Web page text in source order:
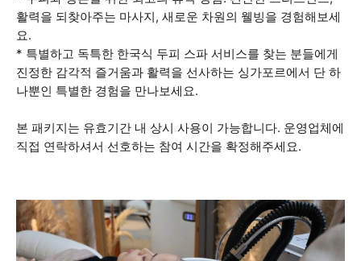
활력을 되찾아주는 마사지, 새로운 차원의 웰빙을 경험해보세
요.
* 특별하고 독특한 한국식 두피 스파 서비스를 찾는 분들에게
진정한 감각적 즐거움과 활력을 선사하는 싱가포르에서 단 하
나뿐인 특별한 경험을 만나보세요.
본 패키지는 유효기간 내 상시 사용이 가능합니다. 운영업체에
직접 연락하셔서 선호하는 참여 시간을 확정해주세요.